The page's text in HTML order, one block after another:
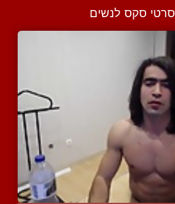
סרטי סקס לנשים